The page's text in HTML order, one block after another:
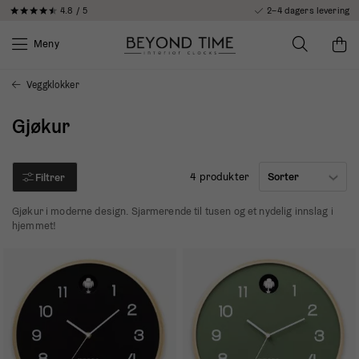
4.8 / 5 2–4 dagers levering
Meny
Veggklokker
Gjøkur
Filtrer 4 produkter
Gjøkur i moderne design. Sjarmerende til tusen og et nydelig innslag i
hjemmet!